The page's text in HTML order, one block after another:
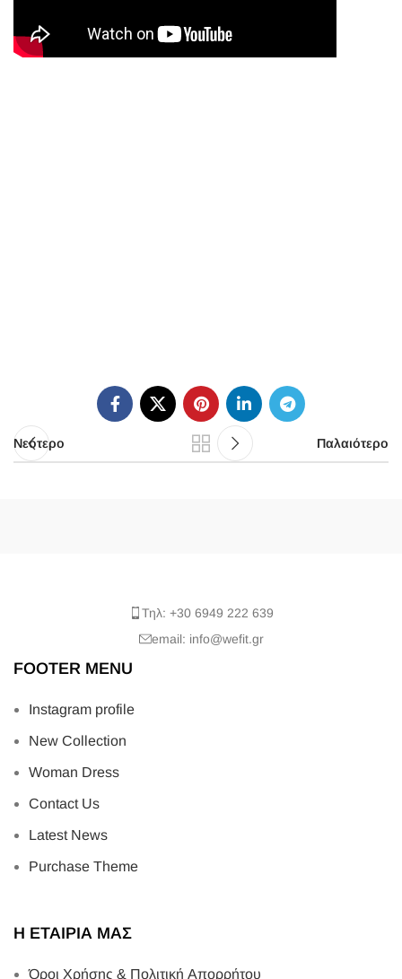
Νεότερο Παλαιότερο
Τηλ: +30 6949 222 639
email: info@wefit.gr
FOOTER MENU
Instagram profile
New Collection
Woman Dress
Contact Us
Latest News
Purchase Theme
Η ΕΤΑΙΡΙΑ ΜΑΣ
Όροι Χρήσης & Πολιτική Απορρήτου